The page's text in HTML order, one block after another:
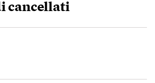
cancellati